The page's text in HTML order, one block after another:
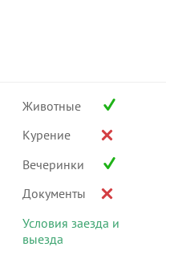
Животные
Курение
Вечеринки
Документы
Условия заезда и
выезда